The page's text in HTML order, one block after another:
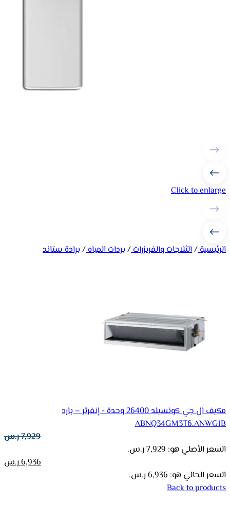
Click to enlarge
الرئيسية/الثلاجات والفريزرات/بردات المياه/برادة ستاند
مكيف ال جي كونسيلد 26400 وحدة - إنفرتر – بارد
ABNQ34GM3T6.ANWGIB
7,929ر.س
السعر الأصلي هو: 7,929 ر.س.
6,936ر.س
السعر الحالي هو: 6,936 ر.س.
Back to products